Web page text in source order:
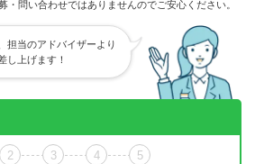
・問い合わせではありませんのでご安心ください。
担当のアドバイザーより
し上げます！
2 3 4 5